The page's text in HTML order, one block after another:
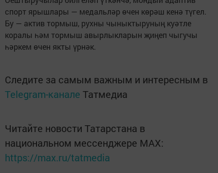
спорт ярышлары — медальләр өчен көрәш кенә түгел.
Бу — актив тормыш, рухны чыныктыруның куәтле
коралы һәм тормыш авырлыкларын җиңеп чыгучы
һәркем өчен якты үрнәк.
Следите за самым важным и интересным в
Telegram-канале Татмедиа
Читайте новости Татарстана в
национальном мессенджере MАХ:
https://max.ru/tatmedia